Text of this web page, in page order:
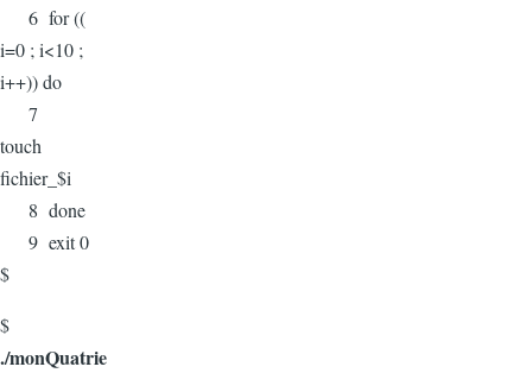
6 for ((
i=0 ; i<10 ;
i++)) do
7
touch
fichier_$i
8 done
9 exit 0
$
$
./monQuatrie